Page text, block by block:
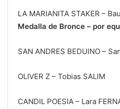
LA MARIANITA STAKER –
Medalla de Bronce – por
SAN ANDRES BEDUINO –
OLIVER Z – Tobias SALIM
CANDIL POESIA – Lara